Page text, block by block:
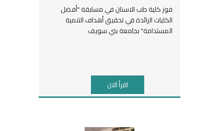
فوز كلية طب الاسنان في مسابقة "أفضل
الكليات الرائدة في تحقيق أهداف التنمية
المستدامة" بجامعة بني سويف
اقرأ الان